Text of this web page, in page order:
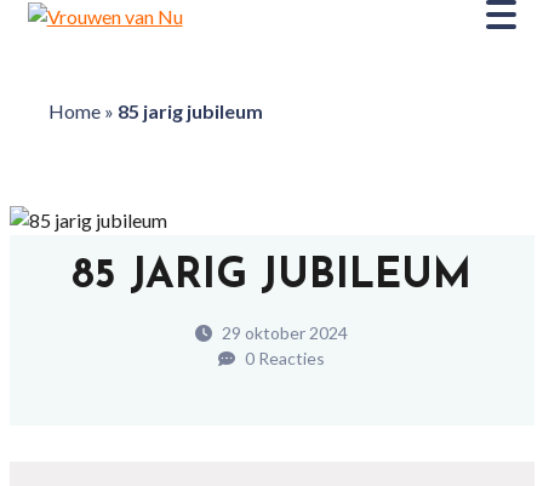
Home» 85 jarig jubileum
85 JARIG JUBILEUM
29 oktober 2024
0 Reacties